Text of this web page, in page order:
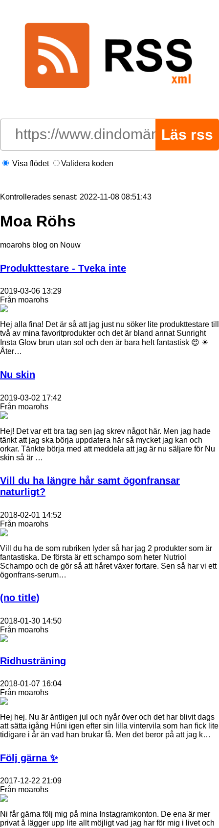
Visa flödet Validera koden
Kontrollerades senast: 2022-11-08 08:51:43
Moa Röhs
moarohs blog on Nouw
Produkttestare - Tveka inte
2019-03-06 13:29
Från moarohs
Hej alla fina! Det är så att jag just nu söker lite produkttestare till
två av mina favoritprodukter och det är bland annat Sunright
Insta Glow brun utan sol och den är bara helt fantastisk 😍 ☀
Åter…
Nu skin
2019-03-02 17:42
Från moarohs
Hej! Det var ett bra tag sen jag skrev något här. Men jag hade
tänkt att jag ska börja uppdatera här så mycket jag kan och
orkar. Tänkte börja med att meddela att jag är nu säljare för Nu
skin så är …
Vill du ha längre hår samt ögonfransar
naturligt?
2018-02-01 14:52
Från moarohs
Vill du ha de som rubriken lyder så har jag 2 produkter som är
fantastiska. De första är ett schampo som heter Nutriol
Schampo och de gör så att håret växer fortare. Sen så har vi ett
ögonfrans-serum…
(no title)
2018-01-30 14:50
Från moarohs
Ridhusträning
2018-01-07 16:04
Från moarohs
Hej hej. Nu är äntligen jul och nyår över och det har blivit dags
att sätta igång Húni igen efter sin lilla vintervila som han fick lite
tidigare i år än vad han brukar få. Men det beror på att jag k…
Följ gärna ✨
2017-12-22 21:09
Från moarohs
Ni får gärna följ mig på mina Instagramkonton. De ena är mer
privat å lägger upp lite allt möjligt vad jag har för mig i livet och